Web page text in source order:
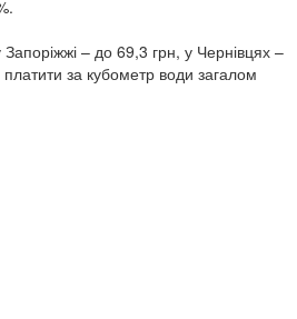
– до 69,3 грн, у Чернівцях –
за кубометр води загалом